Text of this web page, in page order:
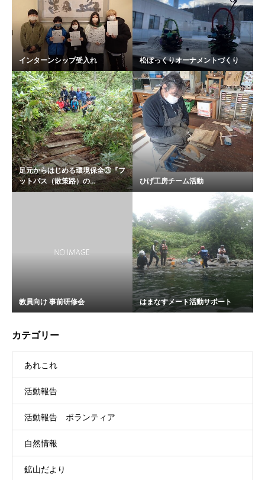
インターンシップ受入れ 松ぼっくりオーナメントづくり
足元からはじめる環境保全③『フ
ットパス（散策路）の...
ひげ工房チーム活動
教員向け 事前研修会 はまなすメート活動サポート
カテゴリー
あれこれ
活動報告
活動報告 ボランティア
自然情報
鉱山だより